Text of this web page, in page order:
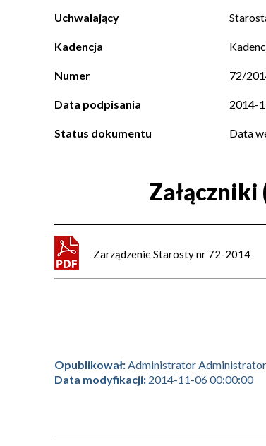
Uchwalający
Kadencja
Numer 72/
Data podpisania 2014-
Status dokumentu Data
Załączniki
Zarządzenie Starosty nr 72-2014
Opublikował:Administrator Administrator
Data modyfikacji:2014-11-06 00:00:00